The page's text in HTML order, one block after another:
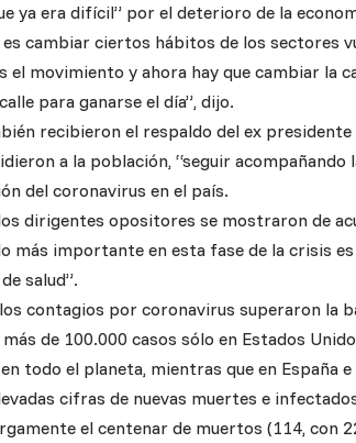
ya era difícil” por el deterioro de la
es cambiar ciertos hábitos de los sectores
el movimiento y ahora hay que cambiar la
para ganarse el día”, dijo.
recibieron el respaldo del ex
a la población, “seguir
del coronavirus en el país.
dirigentes opositores se mostraron de
más importante en esta fase de la crisis
salud”.
contagios por coronavirus superaron la
más de 100.000 casos sólo en Estados
todo el planeta, mientras que en España
cifras de nuevas muertes e
el centenar de muertos (114, con